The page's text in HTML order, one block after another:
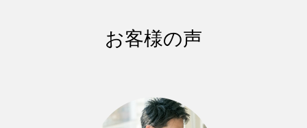
お客様の声